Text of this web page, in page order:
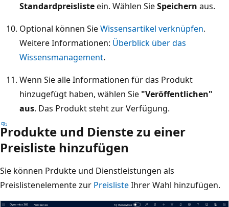
Standardpreislisteein. Wählen SieSpeichern aus.
Optional können SieWissensartikel verknüpfen.
Weitere Informationen: Überblick über das
Wissensmanagement.
Wenn Sie alle Informationen für das Produkt
hinzugefügt haben, wählen Sie "Veröffentlichen"
aus. Das Produkt steht zur Verfügung.
Produkte und Dienste zu einer
Preisliste hinzufügen
Sie können Prdukte und Dienstleistungen als
Preislistenelemente zur PreislisteIhrer Wahl hinzufügen.